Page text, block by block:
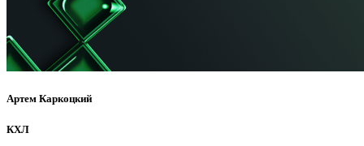
Артем Каркоцкий
КХЛ